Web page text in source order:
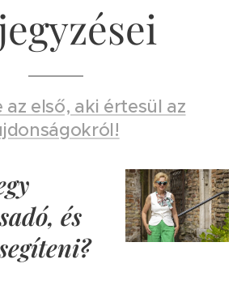
az első, aki értesül az
és